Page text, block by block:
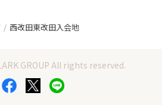
西改田東改田入会地
GROUP All rights reserved.